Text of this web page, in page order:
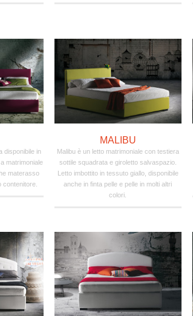
disponibile in
matrimoniale
materasso
contenitore.
MALIBU
Malibu è un letto matrimoniale con testiera
sottile squadrata e giroletto salvaspazio.
Letto imbottito in tessuto giallo, disponibile
anche in finta pelle e pelle in molti altri
colori.